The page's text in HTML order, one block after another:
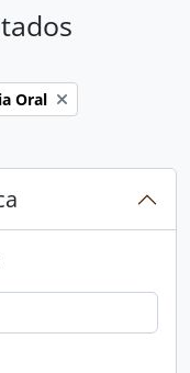
Oral